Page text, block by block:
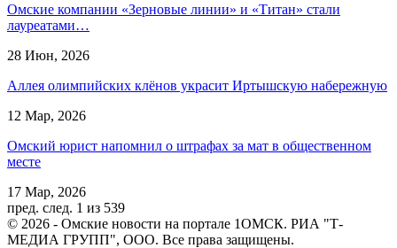
Омские компании «Зерновые линии» и «Титан» стали
лауреатами…
28 Июн, 2026
Аллея олимпийских клёнов украсит Иртышскую набережную
12 Мар, 2026
Омский юрист напомнил о штрафах за мат в общественном
месте
17 Мар, 2026
пред. след. 1 из 539
© 2026 - Омские новости на портале 1ОМСК. РИА "Т-
МЕДИА ГРУПП", ООО. Все права защищены.